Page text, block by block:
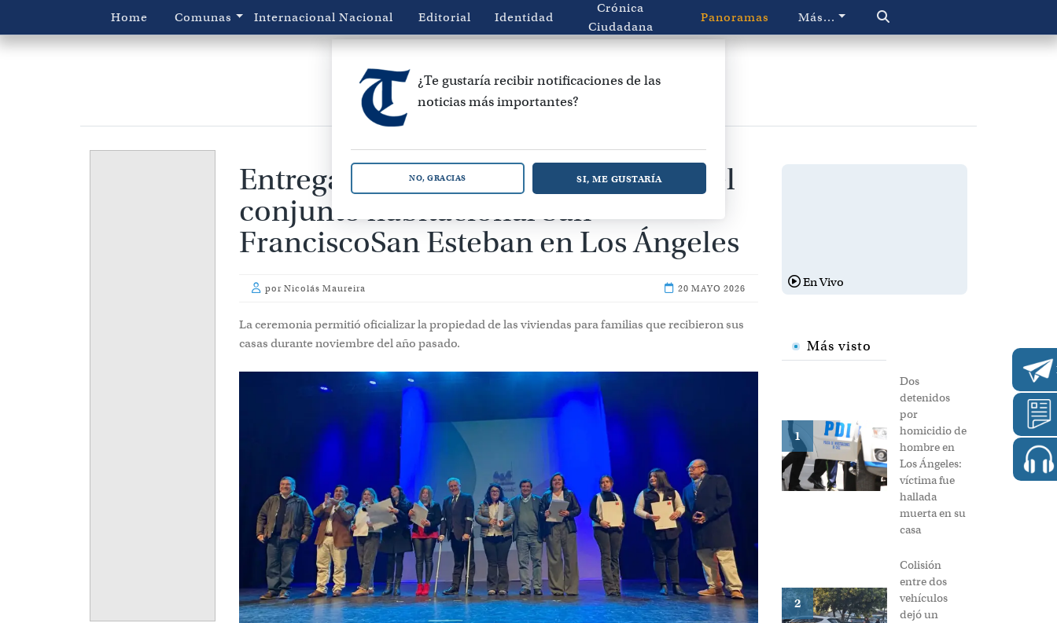
Home Comunas Internacional Nacional Editorial Identidad
Crónica
Ciudadana
Panoramas Más...
Entregan escrituras a 365 familias del
conjunto habitacional San
FranciscoSan Esteban en Los Ángeles
por Nicolás Maureira 20 MAYO 2026
La ceremonia permitió oficializar la propiedad de las viviendas para familias que recibieron sus
casas durante noviembre del año pasado.
En Vivo
Más visto
1
Dos
detenidos
por
homicidio de
hombre en
Los Ángeles:
víctima fue
hallada
muerta en su
casa
2
Colisión
entre dos
vehículos
dejó un
¿Te gustaría recibir notificaciones de las
noticias más importantes?
NO, GRACIAS SI, ME GUSTARÍA